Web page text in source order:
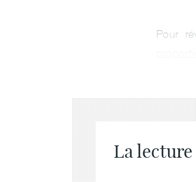
Pour
La lecture